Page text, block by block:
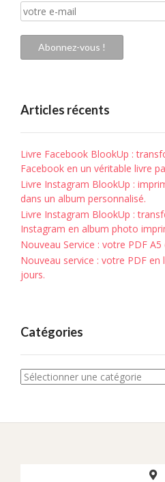
votre
e-
mail
Abonnez-vous !
Articles récents
Livre Facebook BlookUp :
Facebook en un véritable livre
Livre Instagram BlookUp :
dans un album personnalisé.
Livre Instagram BlookUp :
Instagram en album photo
Nouveau Service : votre PDF A5
Nouveau service : votre PDF en
jours.
Catégories
Catégories